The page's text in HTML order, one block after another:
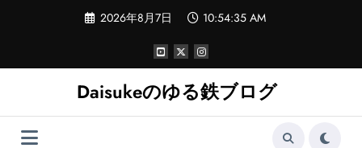
ツ
キ
2026年8月7日 10:54:36 AM
Daisukeのゆる鉄ブログ